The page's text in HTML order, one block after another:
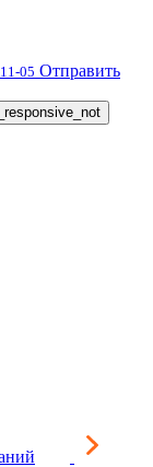
05 Отправить